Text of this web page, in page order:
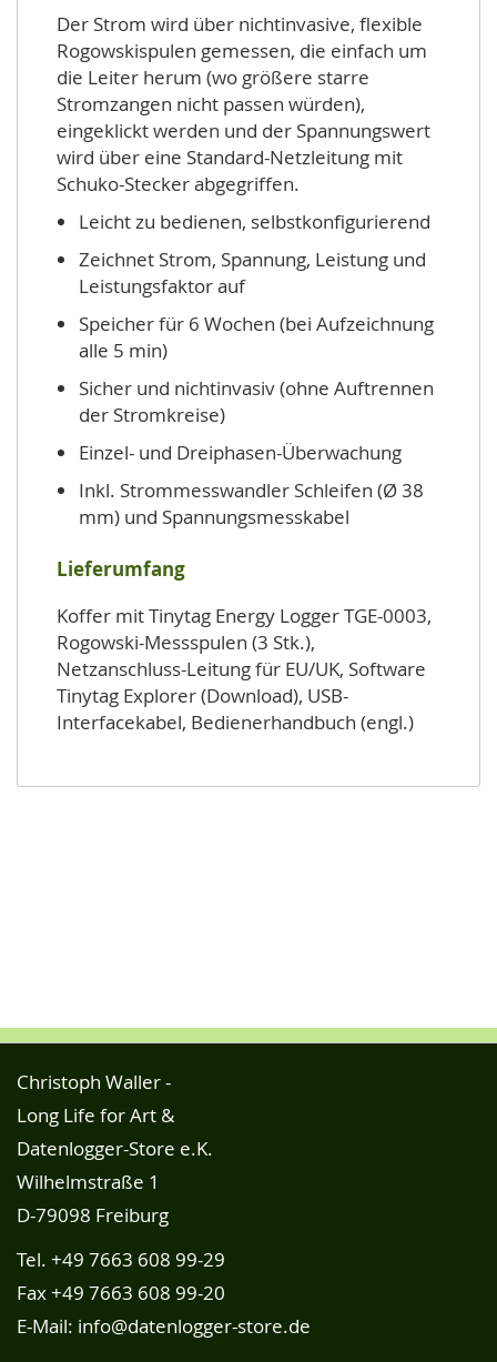
Der Strom wird über nichtinvasive, flexible
Rogowskispulen gemessen, die einfach um
die Leiter herum (wo größere starre
Stromzangen nicht passen würden),
eingeklickt werden und der Spannungswert
wird über eine Standard-Netzleitung mit
Schuko-Stecker abgegriffen.
Leicht zu bedienen, selbstkonfigurierend
Zeichnet Strom, Spannung, Leistung und
Leistungsfaktor auf
Speicher für 6 Wochen (bei Aufzeichnung
alle 5 min)
Sicher und nichtinvasiv (ohne Auftrennen
der Stromkreise)
Einzel- und Dreiphasen-Überwachung
Inkl. Strommesswandler Schleifen (Ø 38
mm) und Spannungsmesskabel
Lieferumfang
Koffer mit Tinytag Energy Logger TGE-0003,
Rogowski-Messspulen (3 Stk.),
Netzanschluss-Leitung für EU/UK, Software
Tinytag Explorer (Download), USB-
Interfacekabel, Bedienerhandbuch (engl.)
Christoph Waller -
Long Life for Art &
Datenlogger-Store e.K.
Wilhelmstraße 1
D-79098 Freiburg
Tel. +49 7663 608 99-29
Fax +49 7663 608 99-20
E-Mail: info@datenlogger-store.de